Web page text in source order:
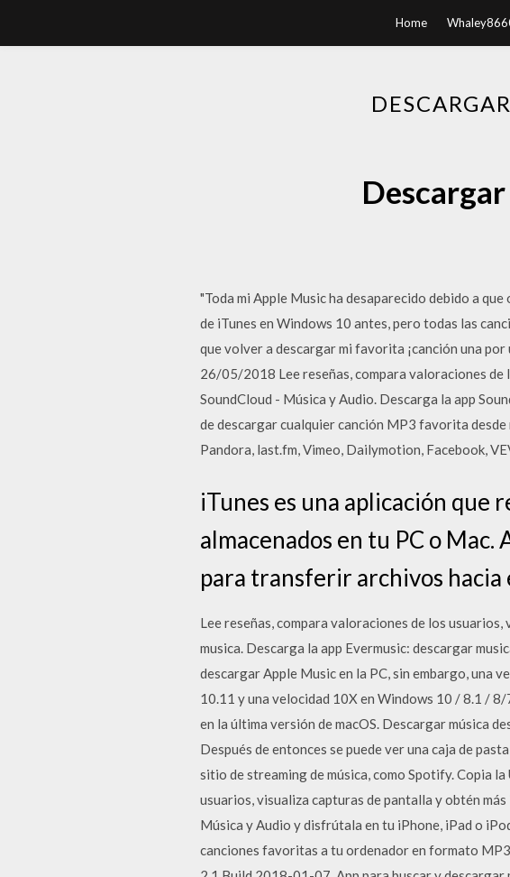
Home
"Toda mi Apple Music ha desaparecido debido a
de iTunes en Windows 10 antes, pero todas las
que volver a descargar mi favorita ¡canción una
26/05/2018 ‎Lee reseñas, compara valoraciones
SoundCloud - Música y Audio. Descarga la app
de descargar cualquier canción MP3 favorita desde
Pandora, last.fm, Vimeo, Dailymotion, Facebook,
iTunes es una aplicación que
almacenados en tu PC o
para transferir archivos hacia
‎Lee reseñas, compara valoraciones de los
musica. Descarga la app Evermusic: descargar
descargar Apple Music en la PC, sin embargo, una
10.11 y una velocidad 10X en Windows 10 / 8.1 /
en la última versión de macOS. Descargar música
Después de entonces se puede ver una caja de
sitio de streaming de música, como Spotify. Copia
usuarios, visualiza capturas de pantalla y obtén
Música y Audio y disfrútala en tu iPhone, iPad o
canciones favoritas a tu ordenador en formato